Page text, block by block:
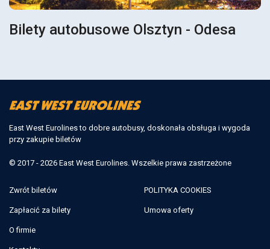
Bilety autobusowe Olsztyn - Odesa
East West Eurolines to dobre autobusy, doskonała obsługa i wygoda
przy zakupie biletów
© 2017 - 2026 East West Eurolines. Wszelkie prawa zastrzeżone
Zwrót biletów
Zapłacić za bilety
O firmie
POLITYKA COOKIES
Umowa oferty